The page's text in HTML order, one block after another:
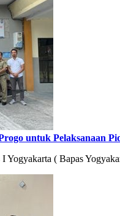
untuk Pelaksanaan
( Bapas